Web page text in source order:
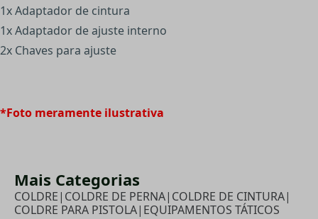
1x Adaptador de cintura
1x Adaptador de ajuste interno
2x Chaves para ajuste
*Foto meramente ilustrativa
Mais Categorias
COLDRE| COLDRE DE PERNA| COLDRE DE CINTURA|
COLDRE PARA PISTOLA| EQUIPAMENTOS TÁTICOS